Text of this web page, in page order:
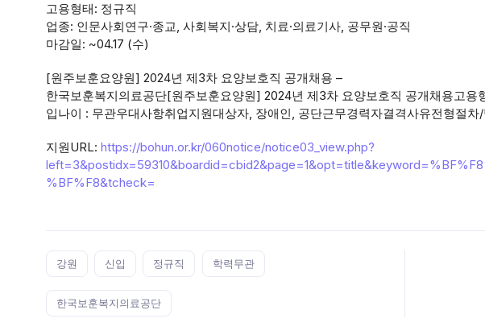
고용형태: 정규직
업종: 인문사회연구·종교, 사회복지·상담, 치료·의료기사, 공무원·공직
마감일: ~04.17 (수)
[원주보훈요양원] 2024년 제3차 요양보호직 공개채용 –
한국보훈복지의료공단[원주보훈요양원] 2024년 제3차 요양보호직 공개채용고용
입나이 : 무관우대사항취업지원대상자, 장애인, 공단근무경력자결격사유전형절차/
지원URL: https://bohun.or.kr/060notice/notice03_view.php?
%BF%F8&tcheck=
강원 신입 정규직 학력무관
한국보훈복지의료공단